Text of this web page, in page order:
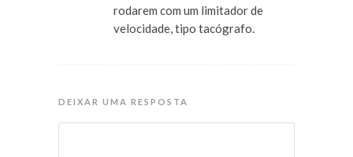
rodarem com um limitador de
velocidade, tipo tacógrafo.
DEIXAR UMA RESPOSTA